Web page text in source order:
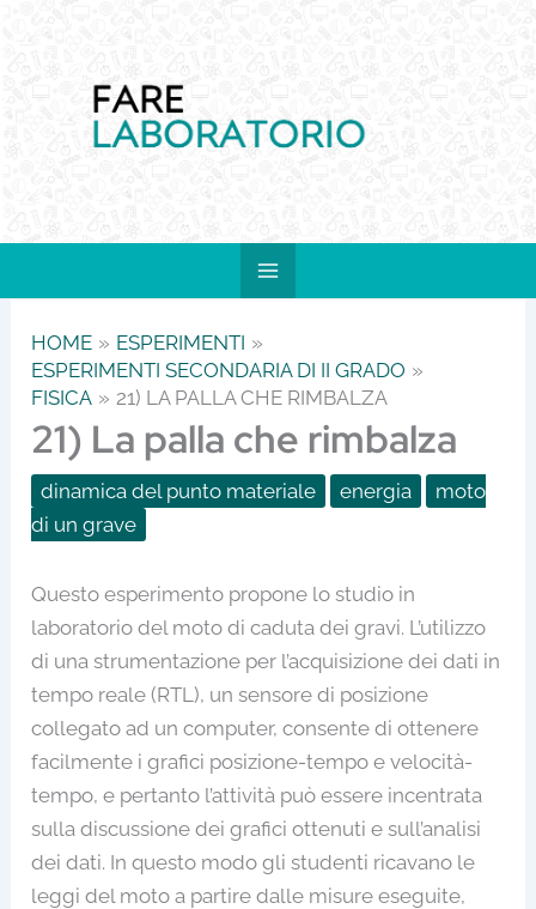
contenuto
HOME
ESPERIMENTI
ESPERIMENTI SECONDARIA DI II GRADO
FISICA
21) LA PALLA CHE RIMBALZA
21) La palla che rimbalza
dinamica del punto materiale energia
moto
di un grave
Questo esperimento propone lo studio in
laboratorio del moto di caduta dei gravi. L’utilizzo
di una strumentazione per l’acquisizione dei dati in
tempo reale (RTL), un sensore di posizione
collegato ad un computer, consente di ottenere
facilmente i grafici posizione-tempo e velocità-
tempo, e pertanto l’attività può essere incentrata
sulla discussione dei grafici ottenuti e sull’analisi
dei dati. In questo modo gli studenti ricavano le
leggi del moto a partire dalle misure eseguite,